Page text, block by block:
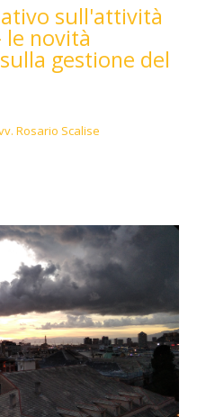
sull'attività
le novità
gestione del
Rosario Scalise